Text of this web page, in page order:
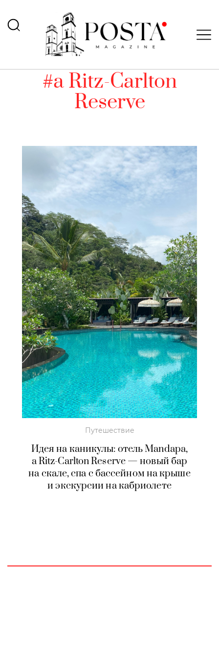
#a Ritz-Carlton
Reserve
Путешествие
Идея на каникулы: отель Mandapa,
a Ritz-Carlton Reserve — новый бар
на скале, спа с бассейном на крыше
и экскурсии на кабриолете